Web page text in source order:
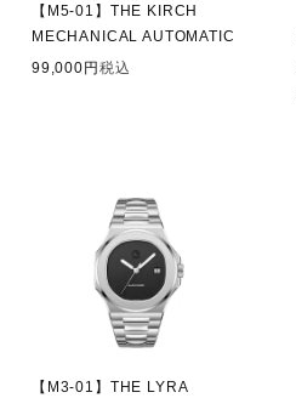
【M5-01】THE KIRCH
MECHANICAL AUTOMATIC
99,000
税込
【M3-01】THE LYRA